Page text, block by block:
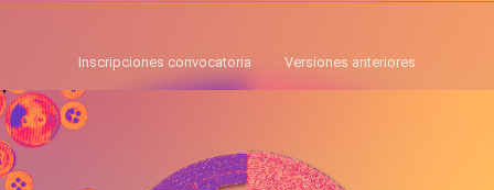
Inscripciones convocatoria Versiones anteriores